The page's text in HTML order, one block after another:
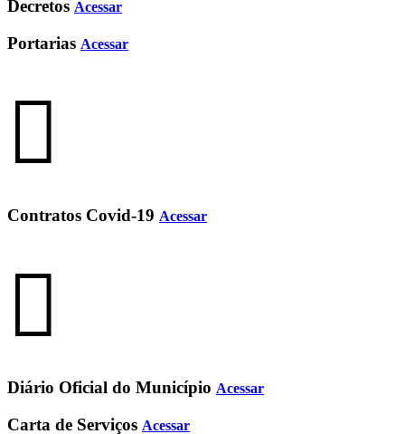
Decretos Acessar
Portarias Acessar
Contratos Covid-19 Acessar
Diário Oficial do Município Acessar
Carta de Serviços Acessar